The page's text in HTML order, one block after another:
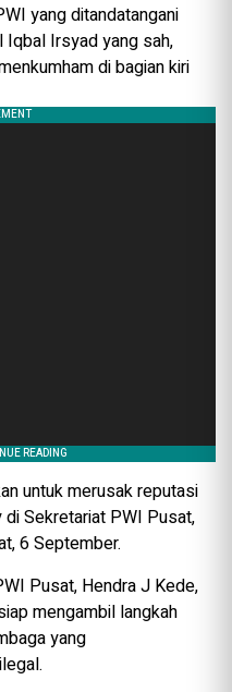
yang ditandatangani
Irsyad yang sah,
di bagian kiri
untuk merusak reputasi
di Sekretariat PWI Pusat,
6 September.
Pusat, Hendra J Kede,
mengambil langkah
yang